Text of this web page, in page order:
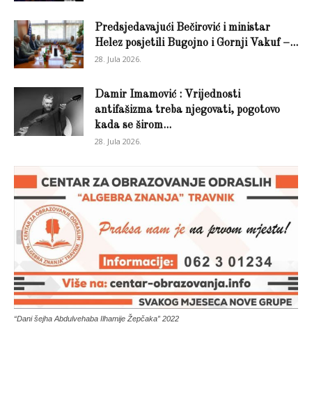
Predsjedavajući Bečirović i ministar
Helez posjetili Bugojno i Gornji Vakuf –...
28. Jula 2026.
Damir Imamović : Vrijednosti
antifašizma treba njegovati, pogotovo
kada se širom...
28. Jula 2026.
“Dani šejha Abdulvehaba Ilhamije Žepčaka” 2022